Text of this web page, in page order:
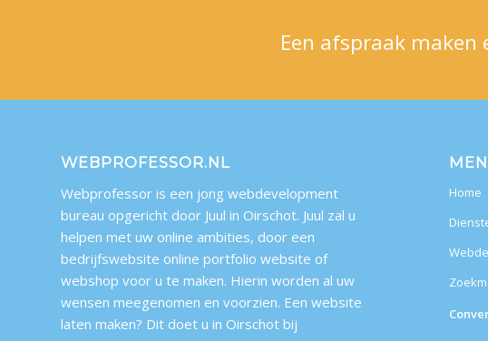
Een afspraak maken
WEBPROFESSOR.NL
Webprofessor is een jong webdevelopment
bureau opgericht door Juul in Oirschot. Juul zal u
helpen met uw online ambities, door een
bedrijfswebsite online portfolio website of
webshop voor u te maken. Hierin worden al uw
wensen meegenomen en voorzien. Een website
laten maken? Dit doet u in Oirschot bij
Home